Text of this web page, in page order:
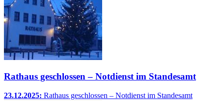
Rathaus geschlossen – Notdienst im Standesamt
23.12.2025: Rathaus geschlossen – Notdienst im Standesamt